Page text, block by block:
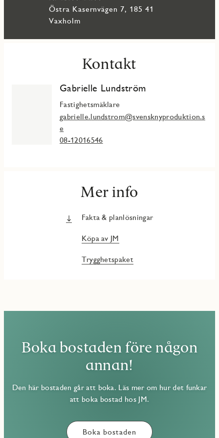
Vaxholms charmiga stadskärna med sitt rika utbud av caféer,
restauranger och service.
Östra Kasernvägen 7, 185 41
Vaxholm
Kontakt
Gabrielle Lundström
Fastighetsmäklare
gabrielle.lundstrom@svensknyproduktion.s
e
08-12016546
Mer info
Fakta & planlösningar
Köpa av JM
Trygghetspaket
Boka bostaden före någon
annan!
Den här bostaden går att boka. Läs mer om hur det funkar
att boka bostad hos JM.
Boka bostaden